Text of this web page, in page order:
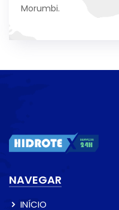
Morumbi.
NAVEGAR
INÍCIO